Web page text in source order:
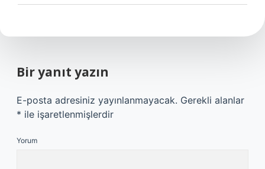
Bir yanıt yazın
E-posta adresiniz yayınlanmayacak. Gerekli alanlar
* ile işaretlenmişlerdir
Yorum